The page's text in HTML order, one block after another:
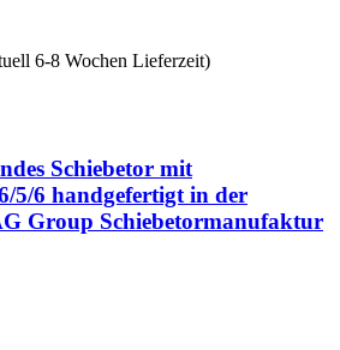
6-8 Wochen Lieferzeit)
Schiebetor mit
5/6 handgefertigt in der
Group Schiebetormanufaktur